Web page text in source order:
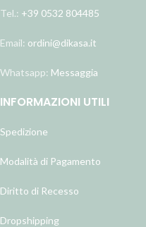
Tel.: +39 0532 804485
Email: ordini@dikasa.it
Whatsapp: Messaggia
INFORMAZIONI UTILI
Spedizione
Modalità di Pagamento
Diritto di Recesso
Dropshipping